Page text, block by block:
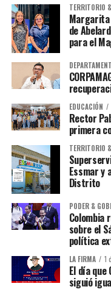
TERRITORIO
Margarita
de
para el
EDUCACIÓN
Rector
primera
TERRITORIO
Essmar y
Distrito
PODER &
Colombia
sobre el
política
LA FIRMA 1
El día que
siguió